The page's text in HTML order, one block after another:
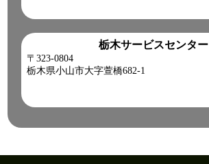
栃木サービスセンター
〒323-0804
栃木県小山市大字萱橋682-1